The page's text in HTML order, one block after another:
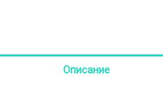
Описание